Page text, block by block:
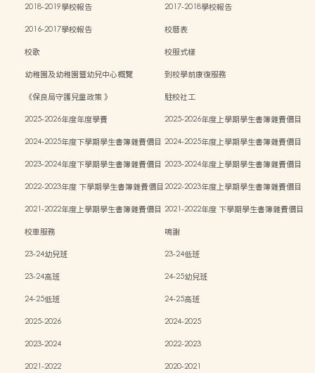
2018-2019學校報告
2017-2018學校報告
2016-2017學校報告
校曆表
校歌
校服式樣
幼稚園及幼稚園暨幼兒中心概覽
到校學前康復服務
《保良局守護兒童政策 》
駐校社工
2025-2026年度年度學費
2025-2026年度上學期學生書簿雜費價目
2024-2025年度下學期學生書簿雜費價目 2024-2025年度上學期學生書簿雜費價目
2023-2024年度下學期學生書簿雜費價目 2023-2024年度上學期學生書簿雜費價目
2022-2023年度 下學期學生書簿雜費價目2022-2023年度上學期學生書簿雜費價目
2021-2022年度上學期學生書簿雜費價目 2021-2022年度 下學期學生書簿雜費價目
校車服務
鳴謝
23-24幼兒班
23-24低班
23-24高班
24-25幼兒班
24-25低班
24-25高班
2025-2026
2024-2025
2023-2024
2022-2023
2021-2022
2020-2021